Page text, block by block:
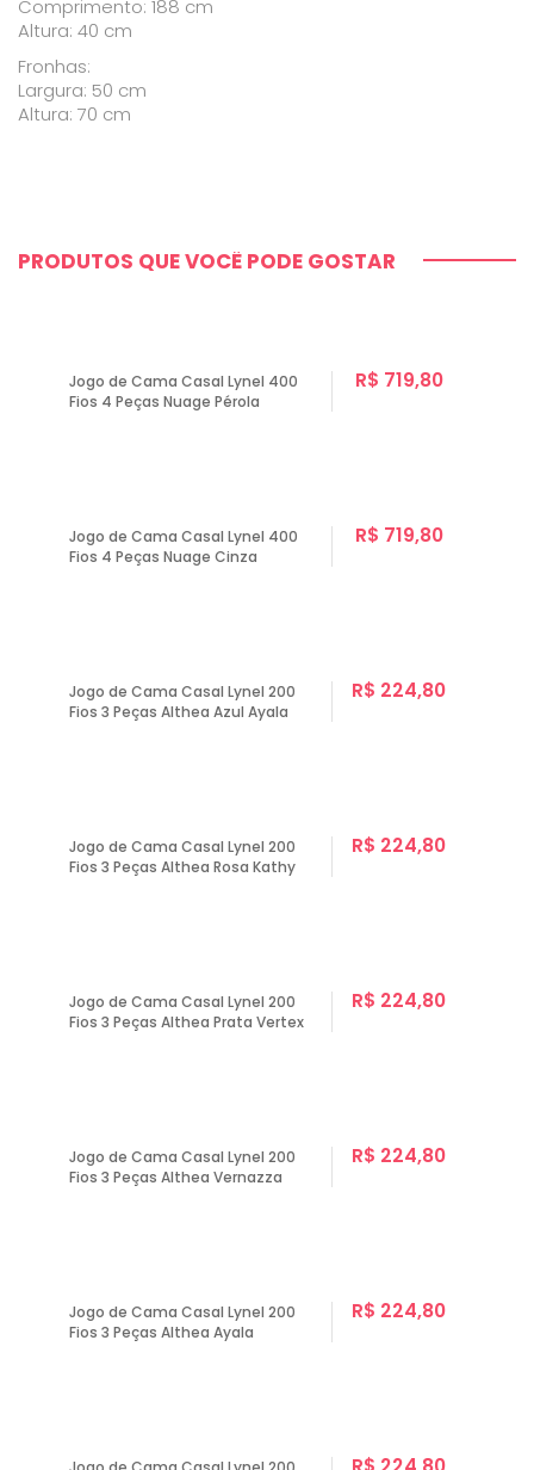
Comprimento: 188 cm
Altura: 40 cm
Fronhas:
Largura: 50 cm
Altura: 70 cm
PRODUTOS QUE VOCÊ PODE GOSTAR
Jogo de Cama Casal Lynel 400
Fios 4 Peças Nuage Pérola
R$ 719,80
Jogo de Cama Casal Lynel 400
Fios 4 Peças Nuage Cinza
R$ 719,80
Jogo de Cama Casal Lynel 200
Fios 3 Peças Althea Azul Ayala
R$ 224,80
Jogo de Cama Casal Lynel 200
Fios 3 Peças Althea Rosa Kathy
R$ 224,80
Jogo de Cama Casal Lynel 200
Fios 3 Peças Althea Prata Vertex
R$ 224,80
Jogo de Cama Casal Lynel 200
Fios 3 Peças Althea Vernazza
R$ 224,80
Jogo de Cama Casal Lynel 200
Fios 3 Peças Althea Ayala
R$ 224,80